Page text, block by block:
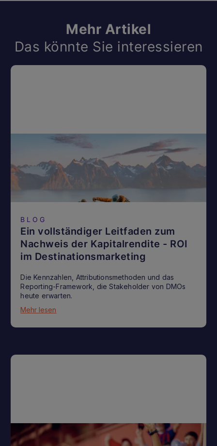
Mehr Artikel
Das könnte Sie interessieren
BLOG
Ein vollständiger Leitfaden zum
Nachweis der Kapitalrendite - ROI
im Destinationsmarketing
Die Kennzahlen, Attributionsmethoden und das
Reporting-Framework, die Stakeholder von DMOs
heute erwarten.
Mehr lesen